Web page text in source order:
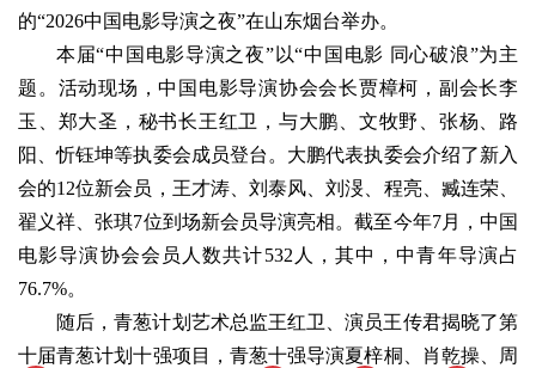
的“2026中国电影导演之夜”在山东烟台举办。
本届“中国电影导演之夜”以“中国电影 同心破浪”为主
题。活动现场，中国电影导演协会会长贾樟柯，副会长李
玉、郑大圣，秘书长王红卫，与大鹏、文牧野、张杨、路
阳、忻钰坤等执委会成员登台。大鹏代表执委会介绍了新入
会的12位新会员，王才涛、刘泰风、刘渂、程亮、臧连荣、
翟义祥、张琪7位到场新会员导演亮相。截至今年7月，中国
电影导演协会会员人数共计532人，其中，中青年导演占
76.7%。
随后，青葱计划艺术总监王红卫、演员王传君揭晓了第
十届青葱计划十强项目，青葱十强导演夏梓桐、肖乾操、周